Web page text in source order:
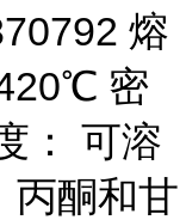
熔
密
： 可溶
丙酮和甘